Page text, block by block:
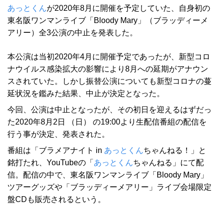
あっとくんが2020年8月に開催を予定していた、自身初の
東名阪ワンマンライブ「Bloody Mary」（ブラッディーメ
アリー）全3公演の中止を発表した。
本公演は当初2020年4月に開催予定であったが、新型コロ
ナウイルス感染拡大の影響により8月への延期がアナウン
スされていた。しかし振替公演についても新型コロナの蔓
延状況を鑑みた結果、中止が決定となった。
今回、公演は中止となったが、その初日を迎えるはずだっ
た2020年8月2日 （日） の19:00より生配信番組の配信を
行う事が決定、発表された。
番組は「ブラメアナイト in あっとくんちゃんねる！」と
銘打たれ、YouTubeの「 あっとくんちゃんねる」にて配
信。配信の中で、東名阪ワンマンライブ「Bloody Mary」
ツアーグッズや「ブラッディーメアリー」ライブ会場限定
盤CDも販売されるという。